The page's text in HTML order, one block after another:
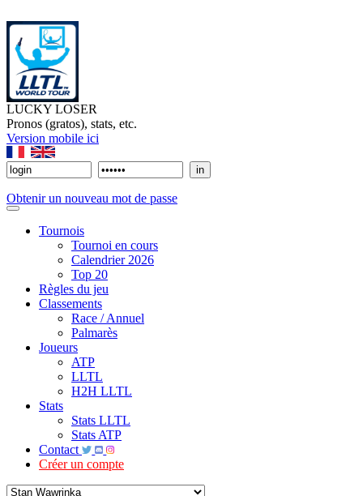
LUCKY LOSER
Pronos (gratos), stats, etc.
Version mobile ici
Obtenir un nouveau mot de passe
Tournois
Tournoi en cours
Calendrier 2026
Top 20
Règles du jeu
Classements
Race / Annuel
Palmarès
Joueurs
ATP
LLTL
H2H LLTL
Stats
Stats LLTL
Stats ATP
Contact
Créer un compte